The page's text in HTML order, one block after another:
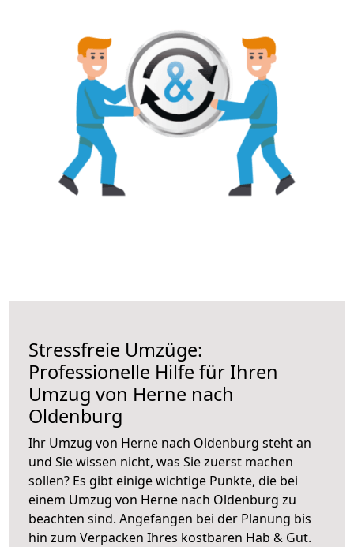
Stressfreie Umzüge:
Professionelle Hilfe für Ihren
Umzug von Herne nach
Oldenburg
Ihr Umzug von Herne nach Oldenburg steht an
und Sie wissen nicht, was Sie zuerst machen
sollen? Es gibt einige wichtige Punkte, die bei
einem Umzug von Herne nach Oldenburg zu
beachten sind. Angefangen bei der Planung bis
hin zum Verpacken Ihres kostbaren Hab & Gut.